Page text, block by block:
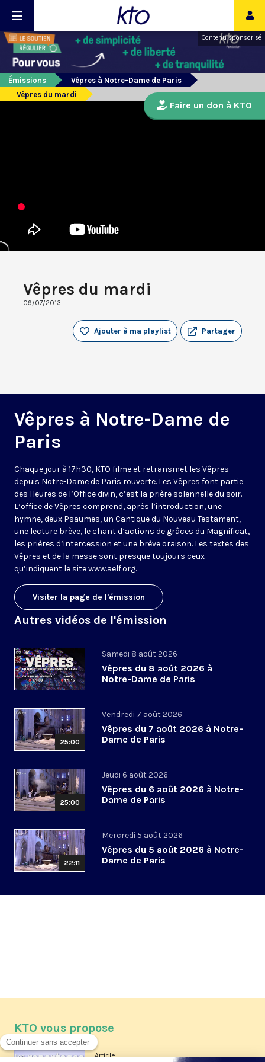
Contenu sponsorisé
Émissions
Vêpres à Notre-Dame de Paris
Vêpres du mardi
Vêpres du mardi
09/07/2013
Partager
Ajouter à ma playlist
Vêpres à Notre-Dame de
Paris
Chaque jour à 17h30, KTO filme et retransmet les Vêpres
depuis Notre-Dame de Paris rouverte. Les Vêpres font partie
des Heures de l’Office divin, c’est la prière solennelle du soir.
L’office de Vêpres comprend, après l’introduction, une
hymne, deux Psaumes, un Cantique du Nouveau Testament,
une lecture brève, le chant d’actions de grâces du Magnificat,
les prières d’intercession et une brève oraison. Les textes des
Vêpres et de la messe sont presque toujours ceux
qu’indiquent le sitewww.aelf.org.
Visiter la page de l'émission
Autres vidéos de l'émission
Samedi 8 août 2026
Vêpres du 8 août 2026 à
Notre-Dame de Paris
25:00
Vendredi 7 août 2026
Vêpres du 7 août 2026 à Notre-
Dame de Paris
25:00
Jeudi 6 août 2026
Vêpres du 6 août 2026 à Notre-
Dame de Paris
22:11
Mercredi 5 août 2026
Vêpres du 5 août 2026 à Notre-
Dame de Paris
Faire un don à KTO
KTO vous propose
Article